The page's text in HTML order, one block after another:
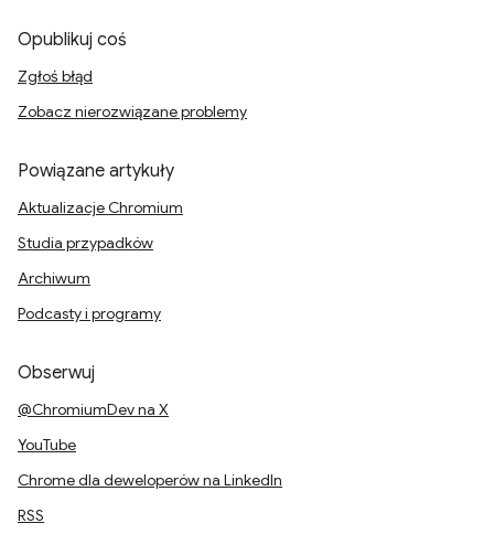
Opublikuj coś
Zgłoś błąd
Zobacz nierozwiązane problemy
Powiązane artykuły
Aktualizacje Chromium
Studia przypadków
Archiwum
Podcasty i programy
Obserwuj
@ChromiumDev na X
YouTube
Chrome dla deweloperów na LinkedIn
RSS